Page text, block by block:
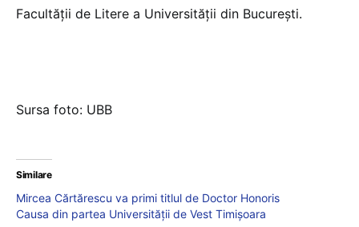
Facultății de Litere a Universității din București.
Sursa foto: UBB
Similare
Mircea Cărtărescu va primi titlul de Doctor Honoris
Causa din partea Universității de Vest Timișoara